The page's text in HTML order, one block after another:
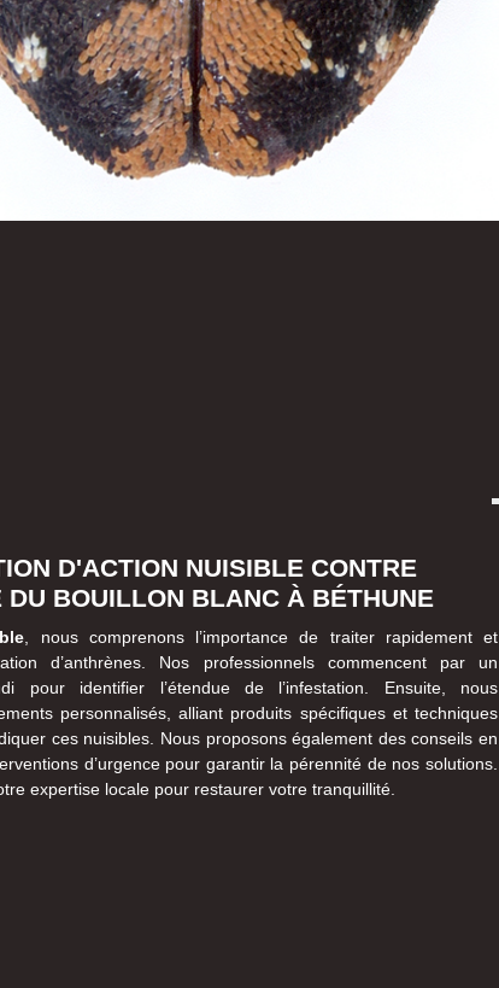
D'ACTION NUISIBLE CONTRE
DU BOUILLON BLANC À BÉTHUNE
, nous comprenons l’importance de traiter rapidement et
d’anthrènes. Nos professionnels commencent par un
pour identifier l’étendue de l’infestation. Ensuite, nous
personnalisés, alliant produits spécifiques et techniques
ces nuisibles. Nous proposons également des conseils en
d’urgence pour garantir la pérennité de nos solutions.
expertise locale pour restaurer votre tranquillité.